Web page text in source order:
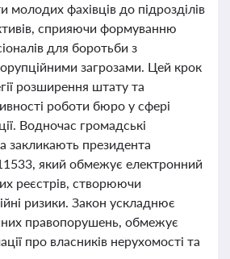
молодих фахівців до підрозділів
сприяючи формуванню
для боротьби з
загрозами. Цей крок
розширення штату та
роботи бюро у сфері
Водночас громадські
закликають президента
який обмежує електронний
реєстрів, створюючи
ризики. Закон ускладнює
правопорушень, обмежує
про власників нерухомості та